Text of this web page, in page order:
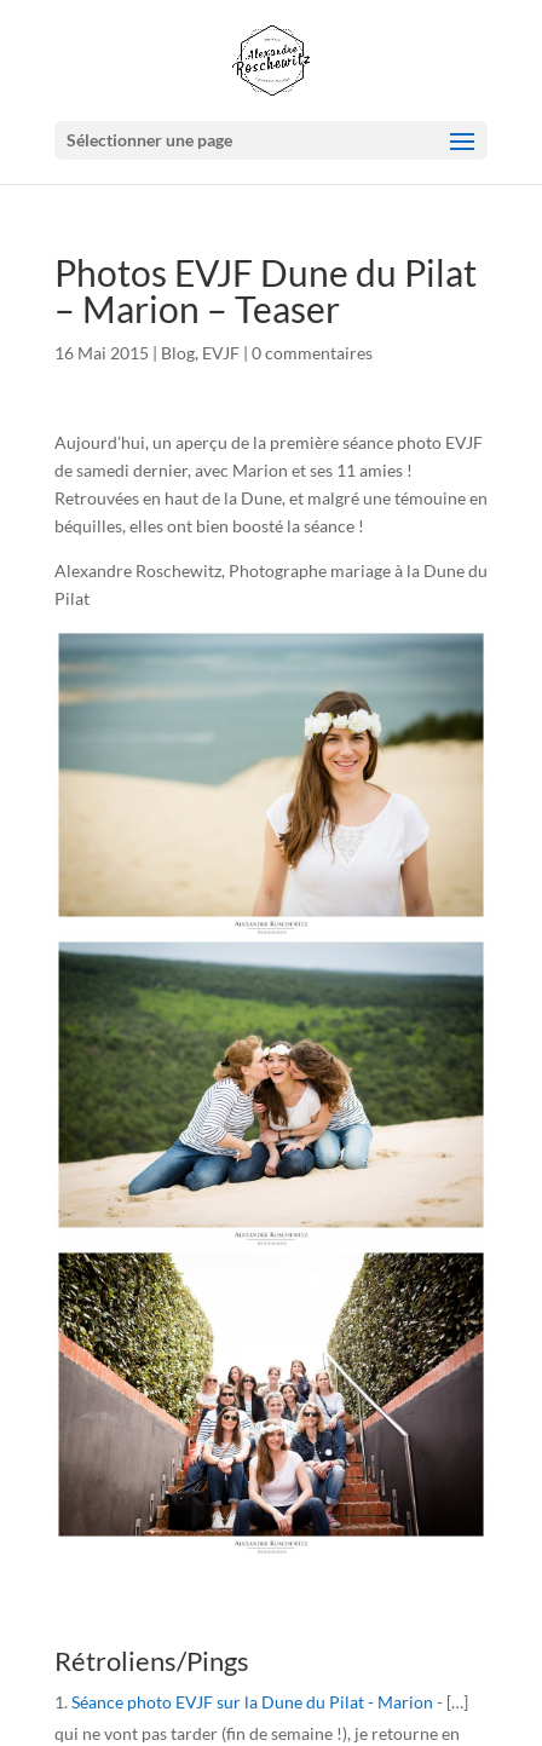
Sélectionner une page
Photos EVJF Dune du Pilat
– Marion – Teaser
16 Mai 2015 | Blog, EVJF| 0 commentaires
Aujourd’hui, un aperçu de la première séance photo EVJF
de samedi dernier, avec Marion et ses 11 amies !
Retrouvées en haut de la Dune, et malgré une témouine en
béquilles, elles ont bien boosté la séance !
Alexandre Roschewitz, Photographe mariage à la Dune du
Pilat
Rétroliens/Pings
Séance photo EVJF sur la Dune du Pilat - Marion - […]
qui ne vont pas tarder (fin de semaine !), je retourne en